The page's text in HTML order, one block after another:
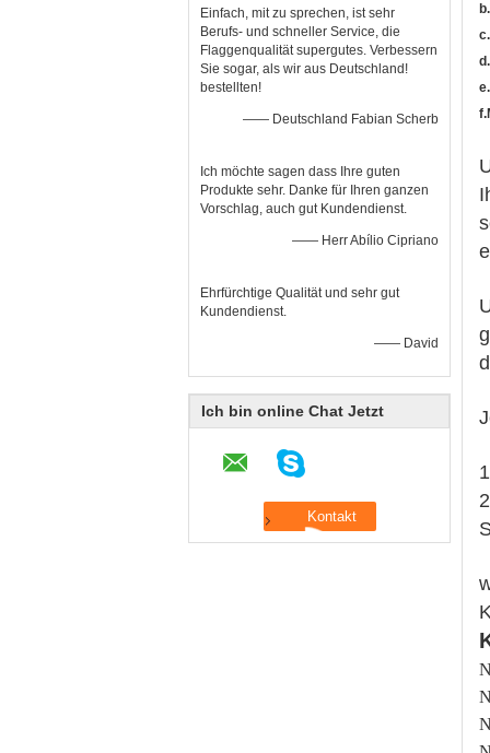
Einfach, mit zu sprechen, ist sehr
Berufs- und schneller Service, die
Flaggenqualität supergutes. Verbessern
Sie sogar, als wir aus Deutschland!
bestellten!
—— Deutschland Fabian Scherb
Ich möchte sagen dass Ihre guten
Produkte sehr. Danke für Ihren ganzen
Vorschlag, auch gut Kundendienst.
—— Herr Abílio Cipriano
Ehrfürchtige Qualität und sehr gut
Kundendienst.
—— David
Ich bin online Chat Jetzt